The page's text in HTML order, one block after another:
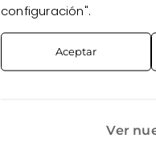
configuración".
Aceptar
Ver